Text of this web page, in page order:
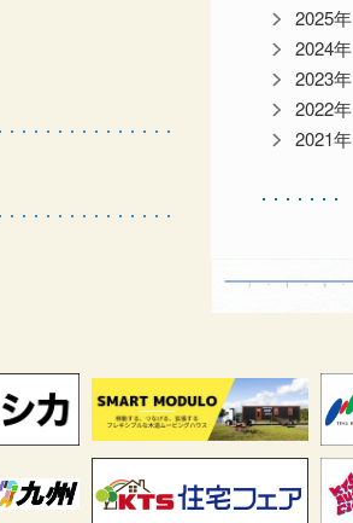
2025年
2024年
2023年
2022年
2021年